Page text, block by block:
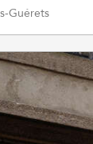
Guérets